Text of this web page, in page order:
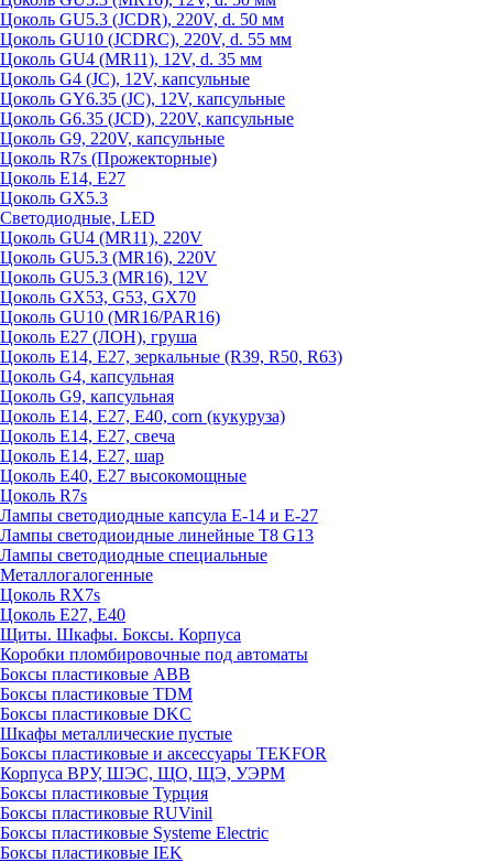
Цоколь GU5.3 (JCDR), 220V, d. 50 мм
Цоколь GU10 (JCDRC), 220V, d. 55 мм
Цоколь GU4 (MR11), 12V, d. 35 мм
Цоколь G4 (JC), 12V, капсульные
Цоколь GY6.35 (JC), 12V, капсульные
Цоколь G6.35 (JCD), 220V, капсульные
Цоколь G9, 220V, капсульные
Цоколь R7s (Прожекторные)
Цоколь E14, E27
Цоколь GX5.3
Светодиодные, LED
Цоколь GU4 (MR11), 220V
Цоколь GU5.3 (MR16), 220V
Цоколь GU5.3 (MR16), 12V
Цоколь GX53, G53, GX70
Цоколь GU10 (MR16/PAR16)
Цоколь Е27 (ЛОН), груша
Цоколь Е14, Е27, зеркальные (R39, R50, R63)
Цоколь G4, капсульная
Цоколь G9, капсульная
Цоколь Е14, Е27, Е40, corn (кукуруза)
Цоколь Е14, Е27, свеча
Цоколь Е14, Е27, шар
Цоколь Е40, Е27 высокомощные
Цоколь R7s
Лампы светодиодные капсула Е-14 и Е-27
Лампы светодиоидные линейные T8 G13
Лампы светодиодные специальные
Металлогалогенные
Цоколь RX7s
Цоколь Е27, E40
Щиты. Шкафы. Боксы. Корпуса
Коробки пломбировочные под автоматы
Боксы пластиковые ABB
Боксы пластиковые TDM
Боксы пластиковые DKC
Шкафы металлические пустые
Боксы пластиковые и аксессуары TEKFOR
Корпуса ВРУ, ШЭС, ЩО, ЩЭ, УЭРМ
Боксы пластиковые Турция
Боксы пластиковые RUVinil
Боксы пластиковые Systeme Electric
Боксы пластиковые IEK